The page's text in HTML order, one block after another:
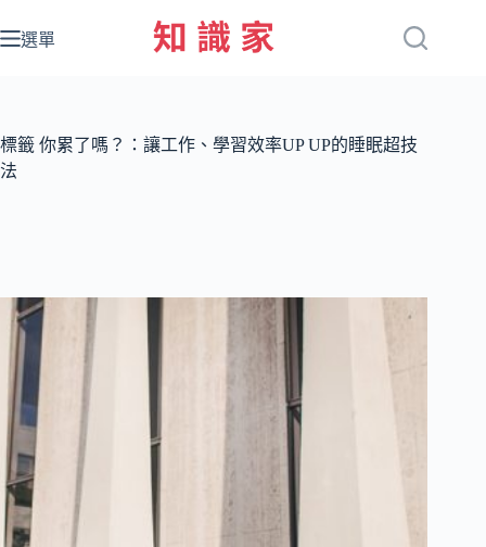
至
容
選單
標籤 你累了嗎？：讓工作、學習效率UP UP的睡眠超技
法